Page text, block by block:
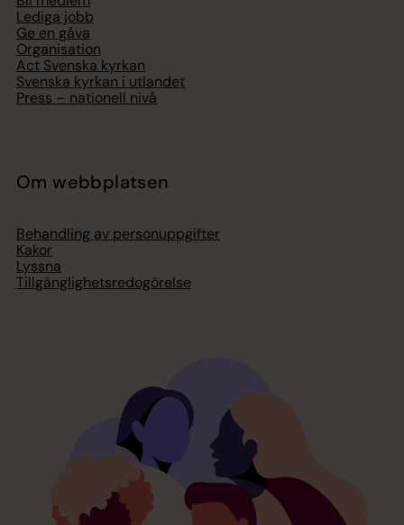
Lediga jobb
Ge en gåva
Organisation
Act Svenska kyrkan
Svenska kyrkan i utlandet
Press – nationell nivå
Om webbplatsen
Behandling av personuppgifter
Kakor
Lyssna
Tillgänglighetsredogörelse